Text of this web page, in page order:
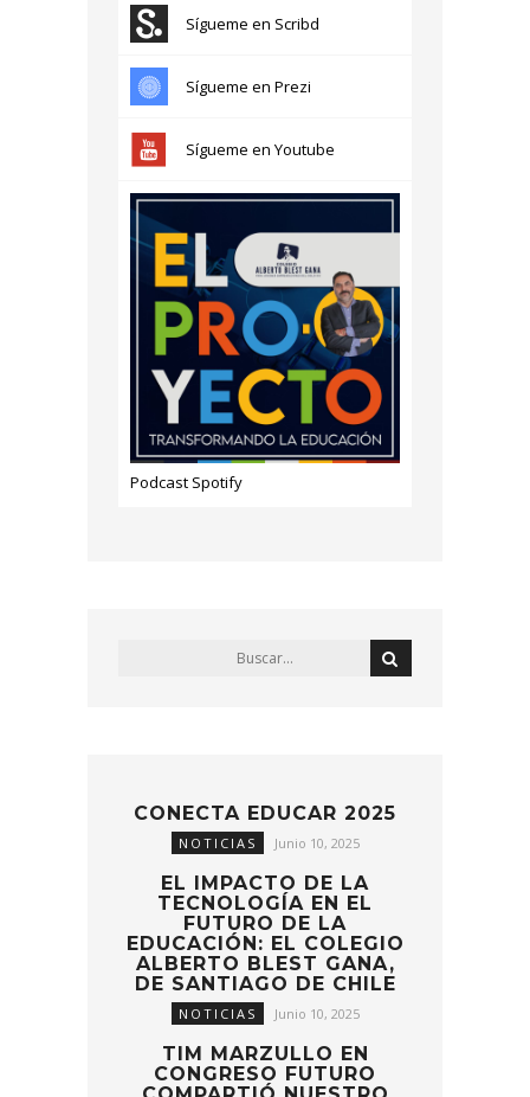
Sígueme en Scribd
Sígueme en Prezi
Sígueme en Youtube
Podcast Spotify
CONECTA EDUCAR 2025
NOTICIAS Junio 10, 2025
EL IMPACTO DE LA
TECNOLOGÍA EN EL
FUTURO DE LA
EDUCACIÓN: EL COLEGIO
ALBERTO BLEST GANA,
DE SANTIAGO DE CHILE
NOTICIAS Junio 10, 2025
TIM MARZULLO EN
CONGRESO FUTURO